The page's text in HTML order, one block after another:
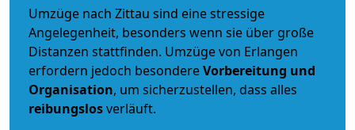
Umzüge nach Zittau sind eine stressige
Angelegenheit, besonders wenn sie über große
Distanzen stattfinden. Umzüge von Erlangen
erfordern jedoch besondereVorbereitung und
Organisation, um sicherzustellen, dass alles
reibungslosverläuft.